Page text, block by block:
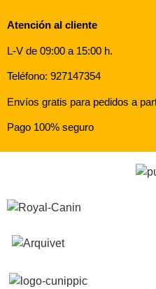
Atención al cliente
L-V de 09:00 a 15:00 h.
Teléfono: 927147354
Envíos gratis para pedidos a
Pago 100% seguro